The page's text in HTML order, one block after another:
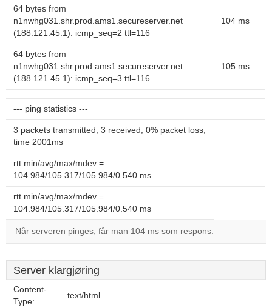
64 bytes from
n1nwhg031.shr.prod.ams1.secureserver.net
(188.121.45.1): icmp_seq=2 ttl=116
104 ms
64 bytes from
n1nwhg031.shr.prod.ams1.secureserver.net
(188.121.45.1): icmp_seq=3 ttl=116
105 ms
--- ping statistics ---
3 packets transmitted, 3 received, 0% packet loss,
time 2001ms
rtt min/avg/max/mdev =
104.984/105.317/105.984/0.540 ms
rtt min/avg/max/mdev =
104.984/105.317/105.984/0.540 ms
Når serveren pinges, får man 104 ms som respons.
Server klargjøring
Content-
Type:
text/html